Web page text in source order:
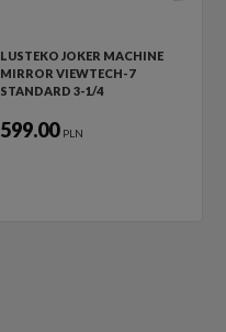
LUSTEKO JOKER MACHINE
MIRROR VIEWTECH-7
STANDARD 3-1/4
599.00 PLN